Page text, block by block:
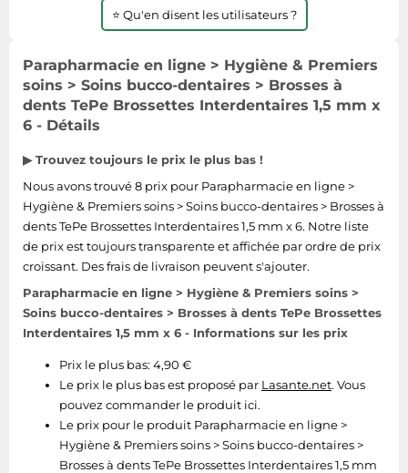
⭐ Qu'en disent les utilisateurs ?
Parapharmacie en ligne > Hygiène & Premiers
soins > Soins bucco-dentaires > Brosses à
dents TePe Brossettes Interdentaires 1,5 mm x
6 - Détails
▶ Trouvez toujours le prix le plus bas !
Nous avons trouvé 8 prix pour Parapharmacie en ligne >
Hygiène & Premiers soins > Soins bucco-dentaires > Brosses à
dents TePe Brossettes Interdentaires 1,5 mm x 6. Notre liste
de prix est toujours transparente et affichée par ordre de prix
croissant. Des frais de livraison peuvent s'ajouter.
Parapharmacie en ligne > Hygiène & Premiers soins >
Soins bucco-dentaires > Brosses à dents TePe Brossettes
Interdentaires 1,5 mm x 6 - Informations sur les prix
Prix le plus bas: 4,90 €
Le prix le plus bas est proposé par Lasante.net. Vous
pouvez commander le produit ici.
Le prix pour le produit Parapharmacie en ligne >
Hygiène & Premiers soins > Soins bucco-dentaires >
Brosses à dents TePe Brossettes Interdentaires 1,5 mm